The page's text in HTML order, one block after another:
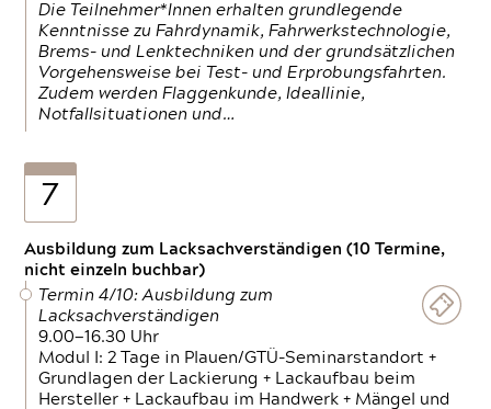
Die Teilnehmer*Innen erhalten grundlegende
Kenntnisse zu Fahrdynamik, Fahrwerkstechnologie,
Brems- und Lenktechniken und der grundsätzlichen
Vorgehensweise bei Test- und Erprobungsfahrten.
Zudem werden Flaggenkunde, Ideallinie,
Notfallsituationen und…
7
Ausbildung zum Lacksachverständigen (10 Termine,
nicht einzeln buchbar)
Termin 4/10: Ausbildung zum
Lacksachverständigen
9.00—16.30 Uhr
Modul I: 2 Tage in Plauen/GTÜ-Seminarstandort +
Grundlagen der Lackierung + Lackaufbau beim
Hersteller + Lackaufbau im Handwerk + Mängel und